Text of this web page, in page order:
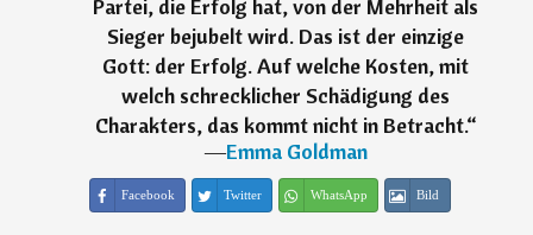
Partei, die Erfolg hat, von der Mehrheit als
Sieger bejubelt wird. Das ist der einzige
Gott: der Erfolg. Auf welche Kosten, mit
welch schrecklicher Schädigung des
Charakters, das kommt nicht in Betracht.“
―Emma Goldman
Facebook Twitter WhatsApp Bild